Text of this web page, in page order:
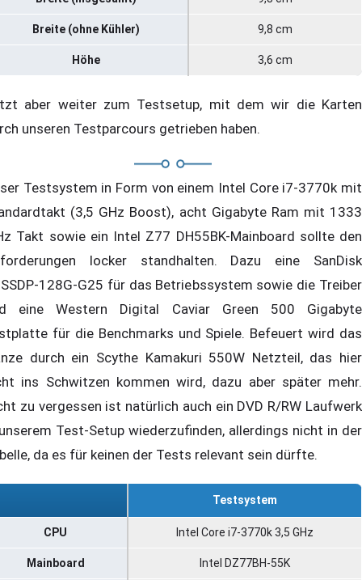
Breite (ohne Kühler) 9,8 cm
Höhe 3,6 cm
aber weiter zum Testsetup, mit dem wir die Karten
unseren Testparcours getrieben haben.
Testsystem in Form von einem Intel Core i7-3770k mit
(3,5 GHz Boost), acht Gigabyte Ram mit 1333
Takt sowie ein Intel Z77 DH55BK-Mainboard sollte den
locker standhalten. Dazu eine SanDisk
128G-G25 für das Betriebssystem sowie die Treiber
eine Western Digital Caviar Green 500 Gigabyte
für die Benchmarks und Spiele. Befeuert wird das
durch ein Scythe Kamakuri 550W Netzteil, das hier
ins Schwitzen kommen wird, dazu aber später mehr.
zu vergessen ist natürlich auch ein DVD R/RW Laufwerk
Test-Setup wiederzufinden, allerdings nicht in der
da es für keinen der Tests relevant sein dürfte.
Testsystem
CPU Intel Core i7-3770k 3,5 GHz
Mainboard Intel DZ77BH-55K